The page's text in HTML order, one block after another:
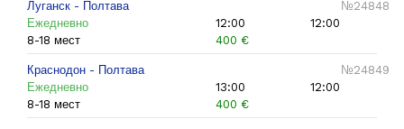
Луганск - Полтава
№24848
Ежедневно
12:00
12:00
8-18 мест
400 €
Краснодон - Полтава
№24849
Ежедневно
13:00
12:00
8-18 мест
400 €